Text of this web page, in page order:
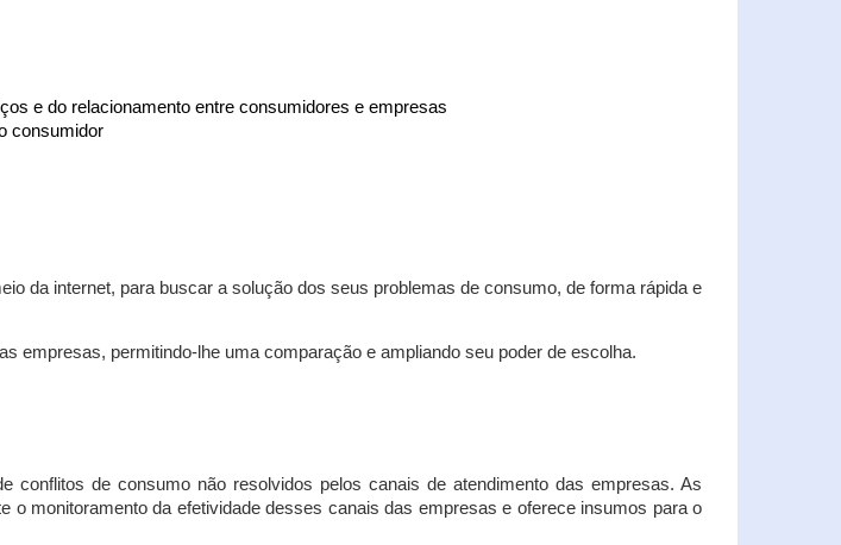
e do relacionamento entre consumidores e empresas
consumidor
da internet, para buscar a solução dos seus problemas de consumo, de forma rápida e
empresas, permitindo-lhe uma comparação e ampliando seu poder de escolha.
de consumo não resolvidos pelos canais de atendimento das empresas. As
monitoramento da efetividade desses canais das empresas e oferece insumos para o